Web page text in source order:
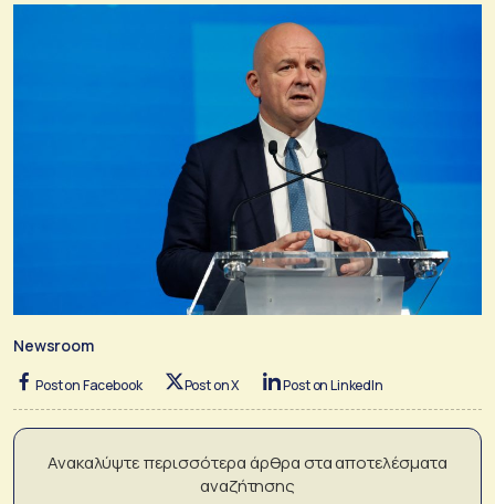
Newsroom
Post on Facebook Post on X Post on LinkedIn
Ανακαλύψτε περισσότερα άρθρα στα αποτελέσματα
αναζήτησης